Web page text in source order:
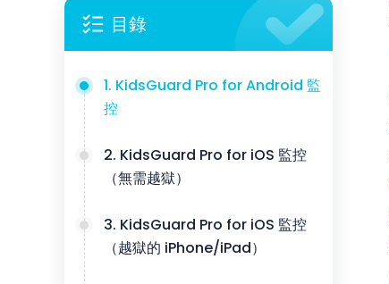
目錄
1. KidsGuard Pro for Android 監
控
2. KidsGuard Pro for iOS 監控
（無需越獄）
3. KidsGuard Pro for iOS 監控
（越獄的 iPhone/iPad）